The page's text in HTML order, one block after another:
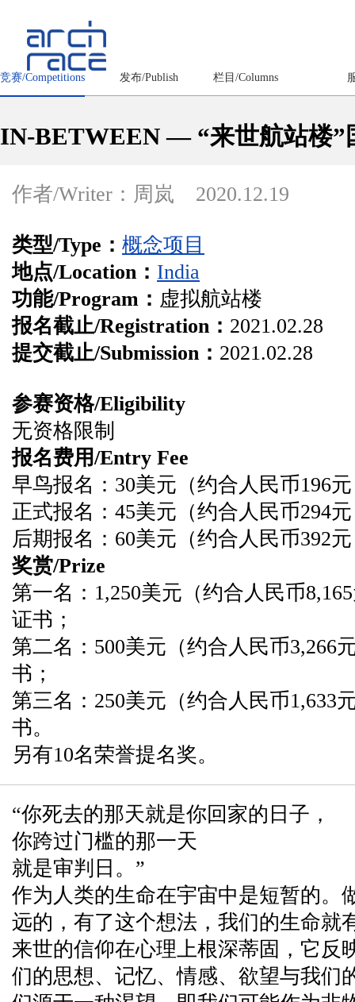
竞赛/Competitions 发布/Publish 栏目/Columns
IN-BETWEEN — “来世航站楼”
作者/Writer：周岚 2020.12.19
类型/Type： 概念项目
地点/Location： India
功能/Program： 虚拟航站楼
报名截止/Registration： 2021.02.28
提交截止/Submission： 2021.02.28
参赛资格/Eligibility
无资格限制
报名费用/Entry Fee
早鸟报名：30美元（约合人民币196
正式报名：45美元（约合人民币294
后期报名：60美元（约合人民币392
奖赏/Prize
第一名：1,250美元（约合人民币
证书；
第二名：500美元（约合人民币3,266
书；
第三名：250美元（约合人民币1,633
书。
另有10名荣誉提名奖。
“你死去的那天就是你回家的日子，
你跨过门槛的那一天
就是审判日。”
作为人类的生命在宇宙中是短暂的。
远的，有了这个想法，我们的生命就
来世的信仰在心理上根深蒂固，它反
们的思想、记忆、情感、欲望与我们